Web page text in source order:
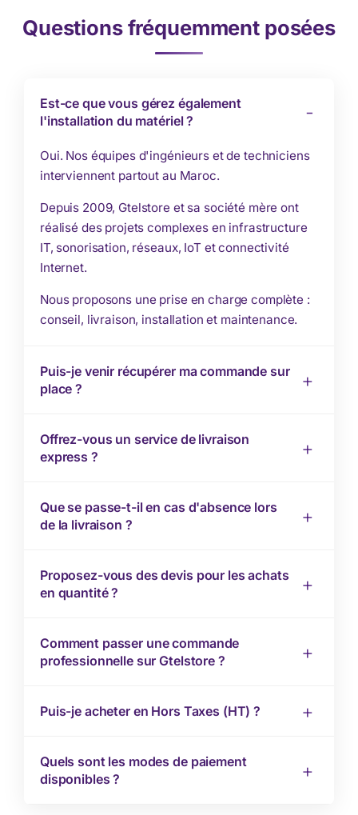
Questions fréquemment posées
Est-ce que vous gérez également
l'installation du matériel ?
Oui. Nos équipes d'ingénieurs et de techniciens
interviennent partout au Maroc.
Depuis 2009, Gtelstore et sa société mère ont
réalisé des projets complexes en infrastructure
IT, sonorisation, réseaux, IoT et connectivité
Internet.
Nous proposons une prise en charge complète :
conseil, livraison, installation et maintenance.
Puis-je venir récupérer ma commande sur
place ?
Offrez-vous un service de livraison
express ?
Que se passe-t-il en cas d'absence lors
de la livraison ?
Proposez-vous des devis pour les achats
en quantité ?
Comment passer une commande
professionnelle sur Gtelstore ?
Puis-je acheter en Hors Taxes (HT) ?
Quels sont les modes de paiement
disponibles ?